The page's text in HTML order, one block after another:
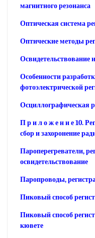
магнитного резонанса
Оптическая система
Оптические методы
Освидетельствование
Особенности
фотоэлектрической
Осциллографическая
П р и л о ж е н и е 10.
сбор и захоронение
Пароперегреватели,
освидетельствование
Паропроводы,
Пиковый способ
Пиковый способ
кювете